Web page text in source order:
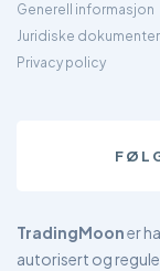
Generell informasjon
Juridiske dokumenter
Privacy policy
TradingMooner
autorisert og